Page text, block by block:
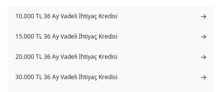
10.000 TL 36 Ay Vadeli İhtiyaç Kredisi →
15.000 TL 36 Ay Vadeli İhtiyaç Kredisi →
20.000 TL 36 Ay Vadeli İhtiyaç Kredisi →
30.000 TL 36 Ay Vadeli İhtiyaç Kredisi →